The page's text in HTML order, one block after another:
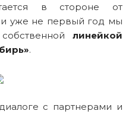
в стороне от
уже не первый год мы
линейкой
.
с партнерами и